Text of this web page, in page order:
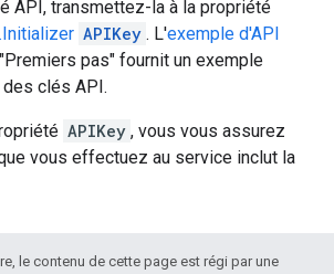
API, transmettez-la à la propriété
APIKey . L'exemple d'API
pas" fournit un exemple
clés API.
APIKey , vous vous assurez
vous effectuez au service inclut la
le contenu de cette page est régi par une